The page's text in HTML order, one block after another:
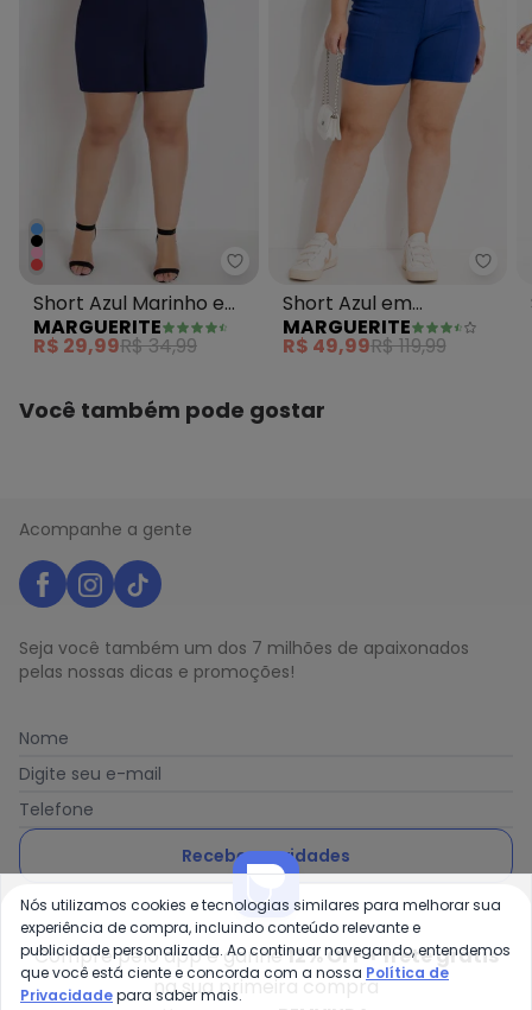
Marguerite - Short Azul
Short Azul Marinho em
Malha
MARGUERITE
R$ 29,99R$ 34,99
Short Azul em
Bengaline
MARGUERITE
R$ 49,99R$ 119,99
Você também pode gostar
Acompanhe a gente
Seja você também um dos 7 milhões de apaixonados
pelas nossas dicas e promoções!
Nome
Digite seu e-mail
Telefone
Receber novidades
Ao enviar o cadastro, você concorda com a nossa Política
de Privacidade
Compre pelo app e ganhe12% OFF + frete grátis
na sua primeira compra
Nós utilizamos cookies e tecnologias similares para melhorar sua
experiência de compra, incluindo conteúdo relevante e
publicidade personalizada. Ao continuar navegando, entendemos
que você está ciente e concorda com a nossa Política de
Privacidadepara saber mais.